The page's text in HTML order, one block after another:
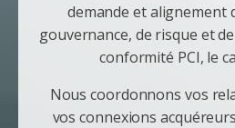
demande et alignement
gouvernance, de risque et
conformité PCI, le
Nous coordonnons vos
vos connexions